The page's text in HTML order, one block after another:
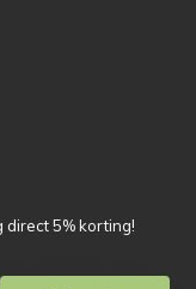
direct 5% korting!